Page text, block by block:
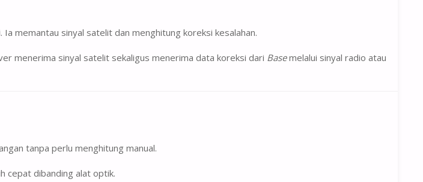
memantau sinyal satelit dan menghitung koreksi kesalahan.
menerima sinyal satelit sekaligus menerima data koreksi dari Basemelalui sinyal radio atau
tanpa perlu menghitung manual.
cepat dibanding alat optik.